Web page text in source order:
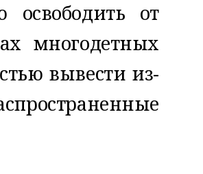
от
многодетных
вывести из-